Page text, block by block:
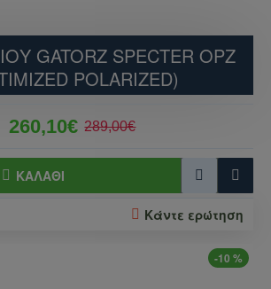
GATORZ SPECTER OPZ
POLARIZED)
260,10€ 289,00€
ΚΑΛΆΘΙ
Κάντε ερώτηση
-10 %